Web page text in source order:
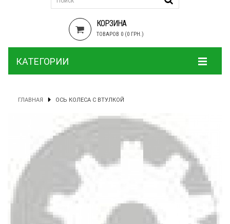
КОРЗИНА
ТОВАРОВ 0 (0 ГРН.)
КАТЕГОРИИ
ГЛАВНАЯ ОСЬ КОЛЕСА С ВТУЛКОЙ